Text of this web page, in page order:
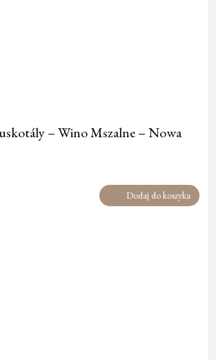
– Wino Mszalne – Nowa
Dodaj do koszyka